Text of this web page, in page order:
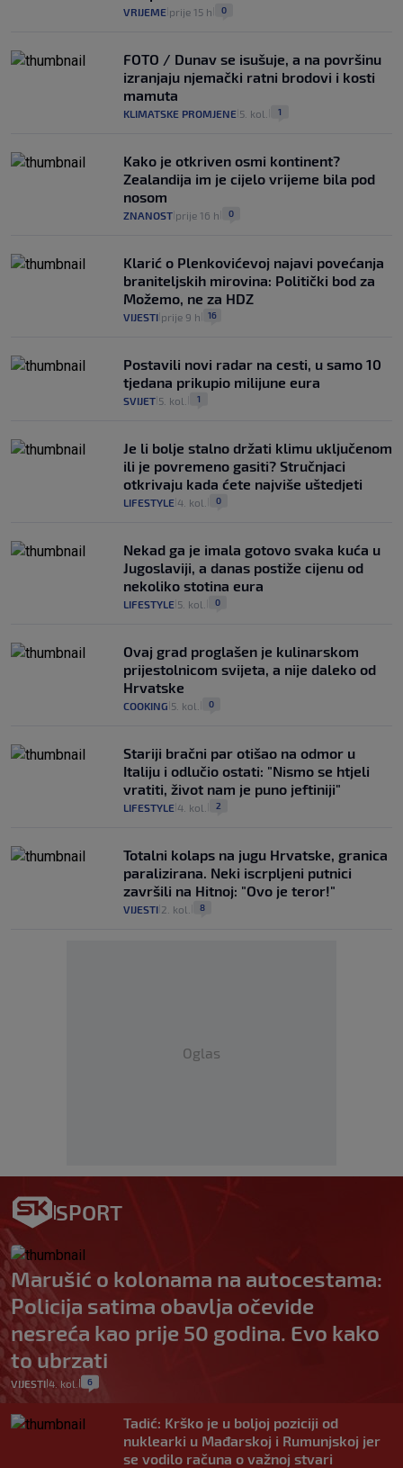
VRIJEME prije 15 h 0
FOTO / Dunav se isušuje, a na površinu
izranjaju njemački ratni brodovi i kosti
mamuta
KLIMATSKE PROMJENE 5. kol. 1
Kako je otkriven osmi kontinent?
Zealandija im je cijelo vrijeme bila pod
nosom
ZNANOST prije 16 h 0
Klarić o Plenkovićevoj najavi povećanja
braniteljskih mirovina: Politički bod za
Možemo, ne za HDZ
VIJESTI prije 9 h 16
Postavili novi radar na cesti, u samo 10
tjedana prikupio milijune eura
SVIJET 5. kol. 1
Je li bolje stalno držati klimu uključenom
ili je povremeno gasiti? Stručnjaci
otkrivaju kada ćete najviše uštedjeti
LIFESTYLE 4. kol. 0
Nekad ga je imala gotovo svaka kuća u
Jugoslaviji, a danas postiže cijenu od
nekoliko stotina eura
LIFESTYLE 5. kol. 0
Ovaj grad proglašen je kulinarskom
prijestolnicom svijeta, a nije daleko od
Hrvatske
COOKING 5. kol. 0
Stariji bračni par otišao na odmor u
Italiju i odlučio ostati: "Nismo se htjeli
vratiti, život nam je puno jeftiniji"
LIFESTYLE 4. kol. 2
Totalni kolaps na jugu Hrvatske, granica
paralizirana. Neki iscrpljeni putnici
završili na Hitnoj: "Ovo je teror!"
VIJESTI 2. kol. 8
Oglas
SPORT
Marušić o kolonama na autocestama:
Policija satima obavlja očevide
nesreća kao prije 50 godina. Evo kako
to ubrzati
VIJESTI 4. kol. 6
Tadić: Krško je u boljoj poziciji od
nuklearki u Mađarskoj i Rumunjskoj jer
se vodilo računa o važnoj stvari